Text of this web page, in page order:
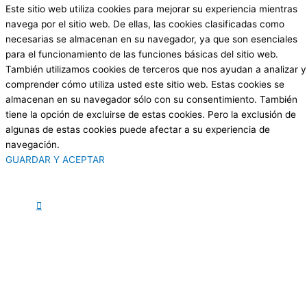
Este sitio web utiliza cookies para mejorar su experiencia mientras
navega por el sitio web. De ellas, las cookies clasificadas como
necesarias se almacenan en su navegador, ya que son esenciales
para el funcionamiento de las funciones básicas del sitio web.
También utilizamos cookies de terceros que nos ayudan a analizar y
comprender cómo utiliza usted este sitio web. Estas cookies se
almacenan en su navegador sólo con su consentimiento. También
tiene la opción de excluirse de estas cookies. Pero la exclusión de
algunas de estas cookies puede afectar a su experiencia de
navegación.
GUARDAR Y ACEPTAR